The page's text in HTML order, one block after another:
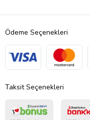
Ödeme Seçenekleri
Taksit Seçenekleri